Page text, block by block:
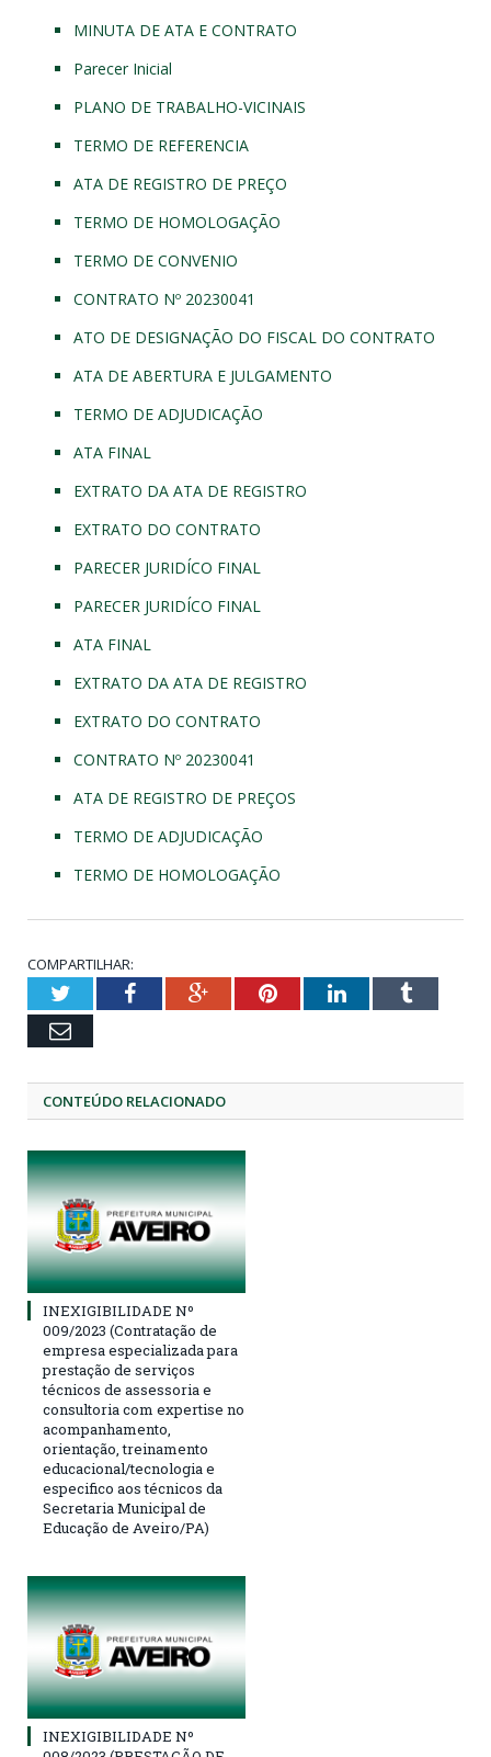
MINUTA DE ATA E CONTRATO
Parecer Inicial
PLANO DE TRABALHO-VICINAIS
TERMO DE REFERENCIA
ATA DE REGISTRO DE PREÇO
TERMO DE HOMOLOGAÇÃO
TERMO DE CONVENIO
CONTRATO Nº 20230041
ATO DE DESIGNAÇÃO DO FISCAL DO CONTRATO
ATA DE ABERTURA E JULGAMENTO
TERMO DE ADJUDICAÇÃO
ATA FINAL
EXTRATO DA ATA DE REGISTRO
EXTRATO DO CONTRATO
PARECER JURIDÍCO FINAL
PARECER JURIDÍCO FINAL
ATA FINAL
EXTRATO DA ATA DE REGISTRO
EXTRATO DO CONTRATO
CONTRATO Nº 20230041
ATA DE REGISTRO DE PREÇOS
TERMO DE ADJUDICAÇÃO
TERMO DE HOMOLOGAÇÃO
COMPARTILHAR:
TwitterFacebookGoogle+PinterestLinkedInTumblr
Email
CONTEÚDO RELACIONADO
INEXIGIBILIDADE Nº
009/2023 (Contratação de
empresa especializada para
prestação de serviços
técnicos de assessoria e
consultoria com expertise no
acompanhamento,
orientação, treinamento
educacional/tecnologia e
especifico aos técnicos da
Secretaria Municipal de
Educação de Aveiro/PA)
INEXIGIBILIDADE Nº